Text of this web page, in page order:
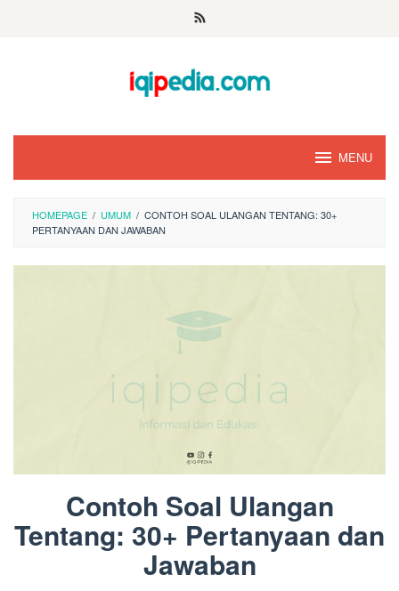
MENU
HOMEPAGE / UMUM / CONTOH SOAL ULANGAN TENTANG: 30+
PERTANYAAN DAN JAWABAN
Contoh Soal Ulangan
Tentang: 30+ Pertanyaan dan
Jawaban